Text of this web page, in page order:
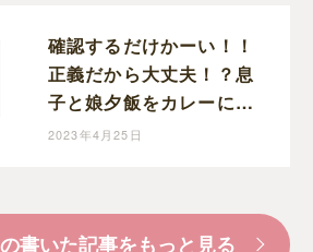
確認するだけかーい！！
正義だから大丈夫！？息
子と娘夕飯をカレーにし
ようと決めた夜｜まりお
2023年4月25日
書いた記事をもっと見る